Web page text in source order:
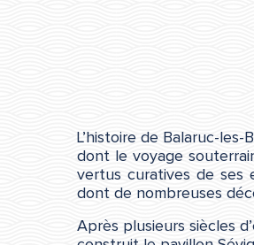
L’histoire de Balaruc-
dont le voyage
vertus curatives de ses
dont de nombreuses
Après plusieurs siècles